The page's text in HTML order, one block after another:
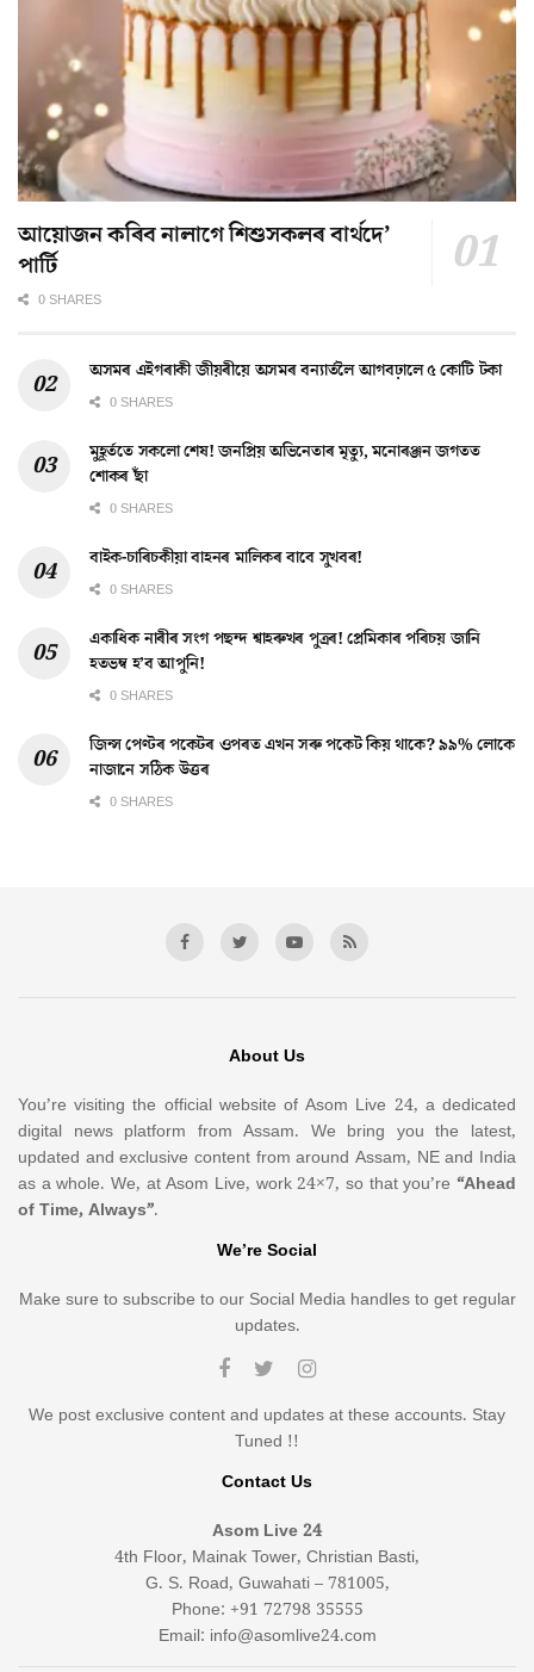
আয়োজন কৰিব নালাগে শিশুসকলৰ বাৰ্থদে’
পাৰ্টি
0 SHARES
অসমৰ এইগৰাকী জীয়ৰীয়ে অসমৰ বন্যাৰ্তলৈ আগবঢ়ালে ৫ কোটি টকা
0 SHARES
মুহূৰ্ততে সকলো শেষ! জনপ্ৰিয় অভিনেতাৰ মৃত্যু, মনোৰঞ্জন জগতত
শোকৰ ছাঁ
0 SHARES
বাইক-চাৰিচকীয়া বাহনৰ মালিকৰ বাবে সুখবৰ!
0 SHARES
একাধিক নাৰীৰ সংগ পছন্দ শ্বাহৰুখৰ পুত্ৰৰ! প্ৰেমিকাৰ পৰিচয় জানি
হতভম্ব হ’ব আপুনি!
0 SHARES
জিন্স পেণ্টৰ পকেটৰ ওপৰত এখন সৰু পকেট কিয় থাকে? ৯৯% লোকে
নাজানে সঠিক উত্তৰ
0 SHARES
About Us
You’re visiting the official website of Asom Live 24, a dedicated
digital news platform from Assam. We bring you the latest,
updated and exclusive content from around Assam, NE and India
as a whole. We, at Asom Live, work 24×7, so that you’re “Ahead
of Time, Always”.
We’re Social
Make sure to subscribe to our Social Media handles to get regular
updates.
We post exclusive content and updates at these accounts. Stay
Tuned !!
Contact Us
Asom Live 24
4th Floor, Mainak Tower, Christian Basti,
G. S. Road, Guwahati – 781005,
Phone: +91 72798 35555
Email: info@asomlive24.com